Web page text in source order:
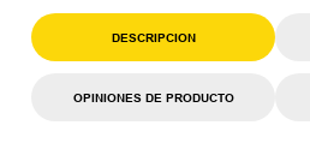
DESCRIPCION
OPINIONES DE PRODUCTO